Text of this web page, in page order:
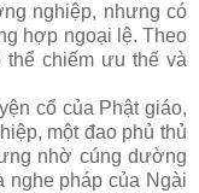
nghiệp, nhưng có
hợp ngoại lệ. Theo
chiếm ưu thế và
cổ của Phật giáo,
một đao phủ thủ
nhờ cúng dường
nghe pháp của Ngài